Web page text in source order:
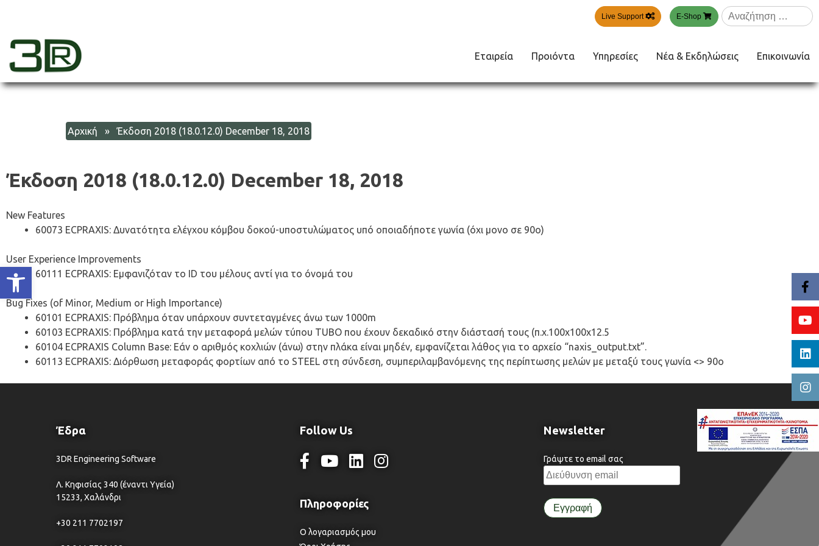
Ανοίξτε τη γραμμή εργαλείων
Live Support E-Shop
Αναζήτηση
για:
3dr
Εταιρεία Προιόντα Υπηρεσίες Νέα & Εκδηλώσεις Επικοινωνία
Αρχική » Έκδοση 2018 (18.0.12.0) December 18, 2018
Έκδοση 2018 (18.0.12.0) December 18, 2018
New Features
60073 ECPRAXIS: Δυνατότητα ελέγχου κόμβου δοκού-υποστυλώματος υπό οποιαδήποτε γωνία (όχι μονο σε 90ο)
User Experience Improvements
60111 ECPRAXIS: Εμφανιζόταν το ID του μέλους αντί για το όνομά του
Bug Fixes (of Minor, Medium or High Importance)
60101 ECPRAXIS: Πρόβλημα όταν υπάρχουν συντεταγμένες άνω των 1000m
60103 ECPRAXIS: Πρόβλημα κατά την μεταφορά μελών τύπου TUBO που έχουν δεκαδικό στην διάστασή τους (π.χ.100x100x12.5
60104 ECPRAXIS Column Base: Εάν ο αριθμός κοχλιών (άνω) στην πλάκα είναι μηδέν, εμφανίζεται λάθος για το αρχείο “naxis_output.txt”.
60113 ECPRAXIS: Διόρθωση μεταφοράς φορτίων από το STEEL στη σύνδεση, συμπεριλαμβανόμενης της περίπτωσης μελών με μεταξύ τους γωνία <> 90o
Έδρα
3DR Engineering Software
Λ. Κηφισίας 340 (έναντι Υγεία)
15233, Χαλάνδρι
+30 211 7702197
Follow Us
Ο λογαριασμός μου
Newsletter
Γράψτε το email σας